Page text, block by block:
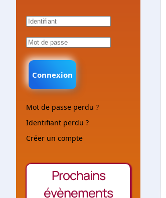
Connexion
Mot de passe perdu ?
Identifiant perdu ?
Créer un compte
Prochains
évènements